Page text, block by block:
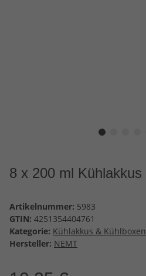
8 x 200 ml Kühlakkus
Artikelnummer: 5983
GTIN: 4251354404761
Kategorie: Kühlakkus & Kühlboxen
Hersteller: NEMT